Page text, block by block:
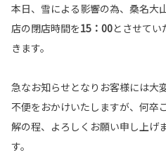
本日、雪による影響の為、桑名大
店の閉店時間を15：00とさせてい
きます。
急なお知らせとなりお客様には大
不便をおかけいたしますが、何卒
解の程、よろしくお願い申し上げ
す。